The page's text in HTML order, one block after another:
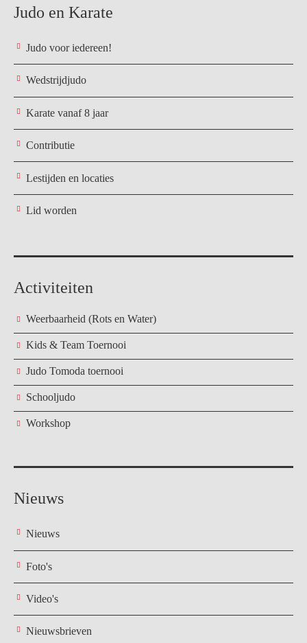
Judo en Karate
Judo voor iedereen!
Wedstrijdjudo
Karate vanaf 8 jaar
Contributie
Lestijden en locaties
Lid worden
Activiteiten
Weerbaarheid (Rots en Water)
Kids & Team Toernooi
Judo Tomoda toernooi
Schooljudo
Workshop
Nieuws
Nieuws
Foto's
Video's
Nieuwsbrieven